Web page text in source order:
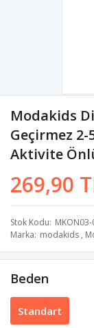
Modakids
Geçirmez 2-
Aktivite
269,90
Stok Kodu MKON03-
Marka modakids ,
Beden
Standart